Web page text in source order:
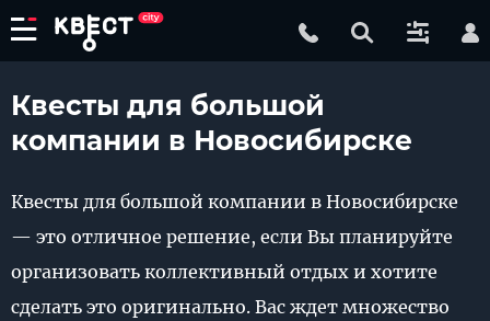
Квесты для большой
компании в Новосибирске
Квесты для большой компании в Новосибирске
— это отличное решение, если Вы планируйте
организовать коллективный отдых и хотите
сделать это оригинально. Вас ждет множество